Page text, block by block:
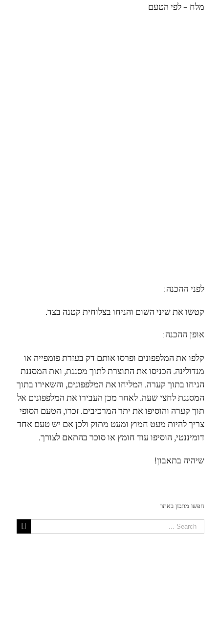
מלח – לפי הטעם
לפני ההכנה:
קטשו את שיני השום והניחו בצלוחית קטנה בצד.
אופן ההכנה:
קלפו את המלפפונים ופרסו אותם דק בעזרת פומפייה או
מנדולינה. הכניסו את התוצרת לתוך מסננת, ואת המסננת
הניחו בתוך קערה. המליחו את המלפפונים, והשאירו בתוך
המסננת לחצי שעה. לאחר מכן העבירו את המלפפונים אל
תוך קערה והוסיפו את יתר המרכיבים. זכרו, הטעם הסופי
צריך להיות מעט חמוץ ומעט מתוק ולכן אם יש טעם אחד
דומיננטי, הוסיפו עוד חומץ או סוכר בהתאם לצורך.
שיהיה בתאבון!
חפשו מתכון באתר